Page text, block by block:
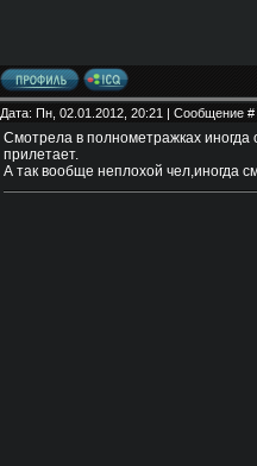
Дата: Пн, 02.01.2012, 20:21 | Сообщение #
Смотрела в полнометражках иногда
прилетает.
А так вообще неплохой чел,иногда